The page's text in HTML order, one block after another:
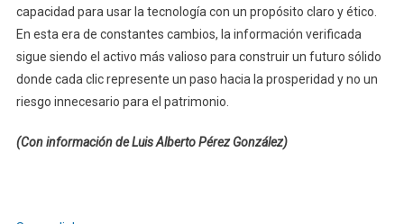
capacidad para usar la tecnología con un propósito claro y ético.
En esta era de constantes cambios, la información verificada
sigue siendo el activo más valioso para construir un futuro sólido
donde cada clic represente un paso hacia la prosperidad y no un
riesgo innecesario para el patrimonio.
(Con información de Luis Alberto Pérez González)